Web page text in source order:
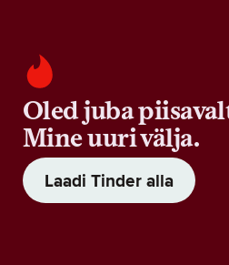
Oled juba
Mine uuri välja.
Laadi Tinder alla